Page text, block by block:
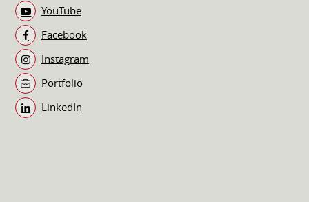
YouTube
Facebook
Instagram
Portfolio
LinkedIn